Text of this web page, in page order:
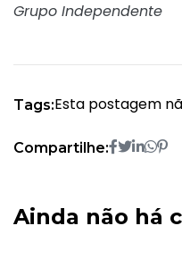
Grupo Independente
Tags:Esta postagem
Compartilhe:
Ainda não há